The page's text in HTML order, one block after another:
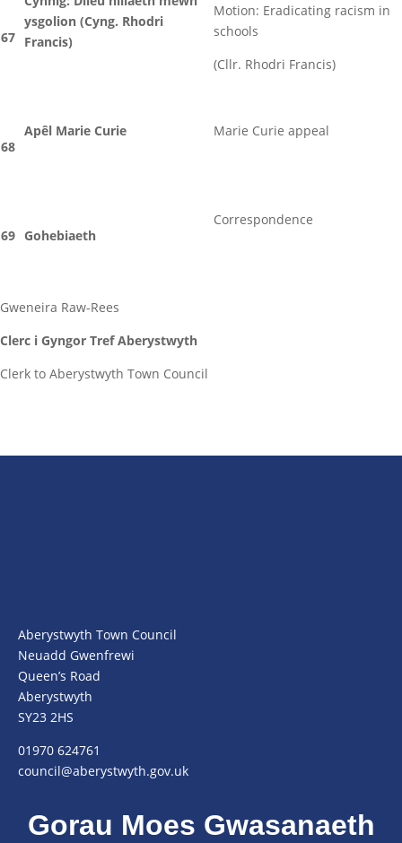
67
ysgolion (Cyng. Rhodri
Francis)
Motion: Eradicating racism in
schools
(Cllr. Rhodri Francis)
68
Apêl Marie Curie Marie Curie appeal
69 Gohebiaeth
Correspondence
Gweneira Raw-Rees
Clerc i Gyngor Tref Aberystwyth
Clerk to Aberystwyth Town Council
Aberystwyth Town Council
Neuadd Gwenfrewi
Queen’s Road
Aberystwyth
SY23 2HS
01970 624761
council@aberystwyth.gov.uk
Gorau Moes Gwasanaeth